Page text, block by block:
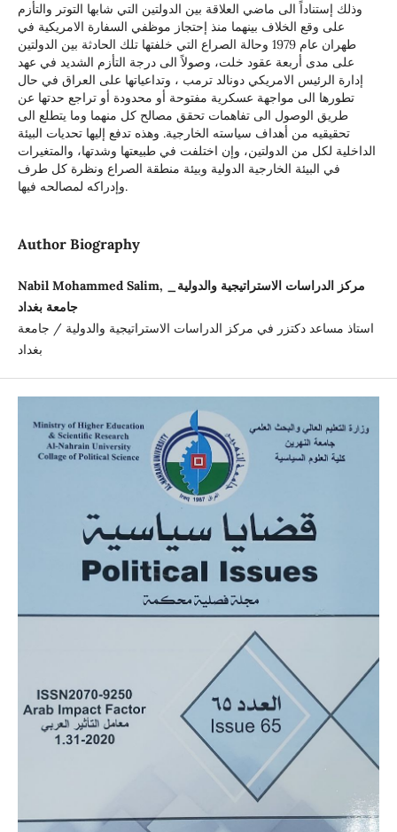
وذلك إستناداً الى ماضي العلاقة بين الدولتين التي شابها التوتر والتأزم
على وقع الخلاف بينهما منذ إحتجاز موظفي السفارة الامريكية في
طهران عام 1979 وحالة الصراع التي خلفتها تلك الحادثة بين الدولتين
على مدى أربعة عقود خلت، وصولاً الى درجة التأزم الشديد في عهد
إدارة الرئيس الامريكي دونالد ترمب ، وتداعياتها على العراق في حال
تطورها الى مواجهة عسكرية مفتوحة أو محدودة أو تراجع حدتها عن
طريق الوصول الى تفاهمات تحقق مصالح كل منهما وما يتطلع الى
تحقيقيه من أهداف سياسته الخارجية. وهذه تدفع إليها تحديات البيئة
الداخلية لكل من الدولتين، وإن اختلفت في طبيعتها وشدتها، والمتغيرات
في البيئة الخارجية الدولية وبيئة منطقة الصراع ونظرة كل طرف
وإدراكه لمصالحه فيها.
Author Biography
Nabil Mohammed Salim, مركز الدراسات الاستراتيجية والدولية_
جامعة بغداد
استاذ مساعد دكتزر في مركز الدراسات الاستراتيجية والدولية / جامعة
بغداد